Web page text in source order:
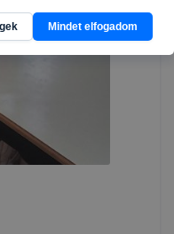
Mindet elfogadom